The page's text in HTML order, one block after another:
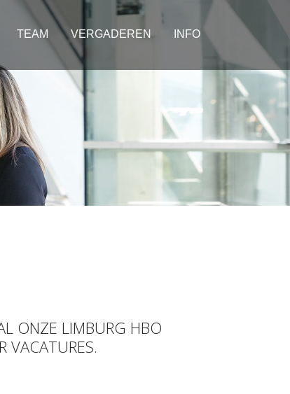
TEAM VERGADEREN INFO
ONZE LIMBURG HBO
VACATURES.